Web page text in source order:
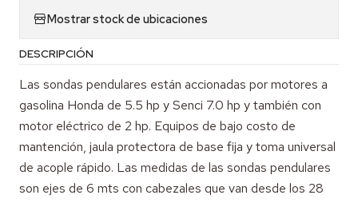
Mostrar stock de ubicaciones
DESCRIPCIÓN
Las sondas pendulares están accionadas por motores a
gasolina Honda de 5.5 hp y Senci 7.0 hp y también con
motor eléctrico de 2 hp. Equipos de bajo costo de
mantención, jaula protectora de base fija y toma universal
de acople rápido. Las medidas de las sondas pendulares
son ejes de 6 mts con cabezales que van desde los 28